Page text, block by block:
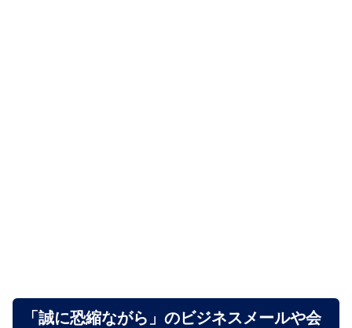
「誠に恐縮ながら」のビジネスメールや会